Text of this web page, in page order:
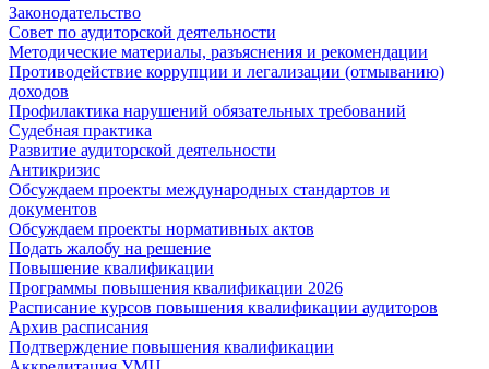
Законодательство
Совет по аудиторской деятельности
Методические материалы, разъяснения и рекомендации
Противодействие коррупции и легализации (отмыванию)
доходов
Профилактика нарушений обязательных требований
Судебная практика
Развитие аудиторской деятельности
Антикризис
Обсуждаем проекты международных стандартов и
документов
Обсуждаем проекты нормативных актов
Подать жалобу на решение
Повышение квалификации
Программы повышения квалификации 2026
Расписание курсов повышения квалификации аудиторов
Архив расписания
Подтверждение повышения квалификации